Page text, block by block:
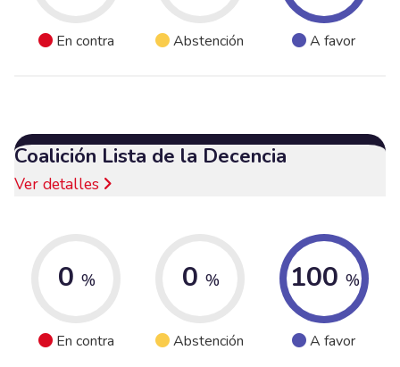
En contra Abstención A favor
Coalición Lista de la Decencia
Ver detalles
0 %
En contra
0 %
Abstención
100 %
A favor